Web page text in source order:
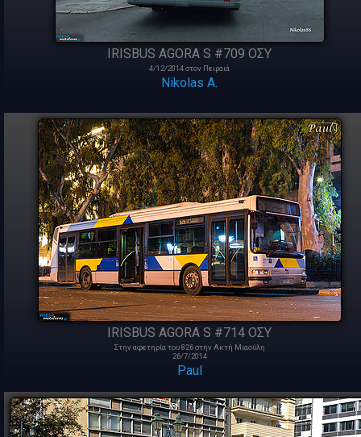
IRISBUS AGORA S #709 ΟΣΥ
4/12/2014 στον Πειραιά
Nikolas A.
IRISBUS AGORA S #714 ΟΣΥ
Στην αφετηρία του 826 στην Ακτή Μιαούλη
26/7/2014
Paul